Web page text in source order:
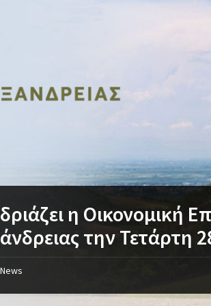
η Οικονομική
την Τετάρτη
News